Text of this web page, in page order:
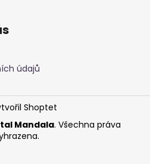
údajů
Shoptet
Mandala. Všechna práva